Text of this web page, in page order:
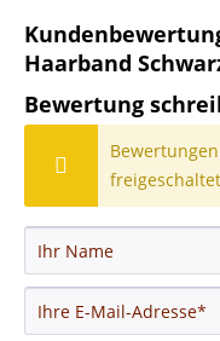
Haarband
Bewertung